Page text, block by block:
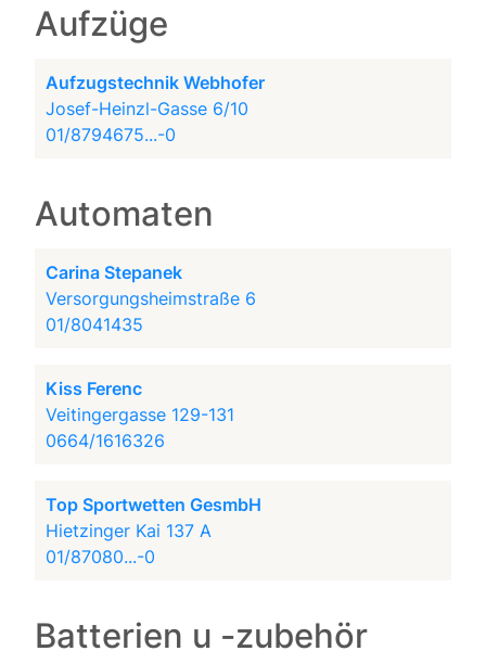
Aufzüge
Aufzugstechnik Webhofer
Josef-Heinzl-Gasse 6/10
01/8794675...-0
Automaten
Carina Stepanek
Versorgungsheimstraße 6
01/8041435
Kiss Ferenc
Veitingergasse 129-131
0664/1616326
Top Sportwetten GesmbH
Hietzinger Kai 137 A
01/87080...-0
Batterien u -zubehör